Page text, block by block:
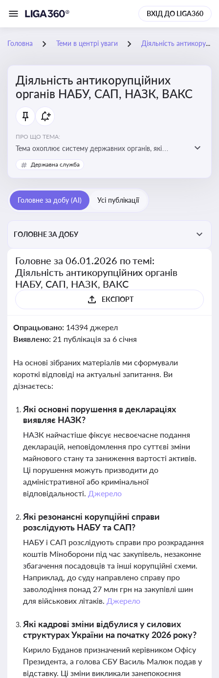
ВХІД ДО LIGA360
Головна Теми в центрі уваги Діяльність антикорупційних органів НАБУ, САП, НАЗК, ВАКС
Діяльність антикорупційних
органів НАБУ, САП, НАЗК, ВАКС
ПРО ЩО ТЕМА:
Тема охоплює систему державних органів, які
здійснюють запобігання, виявлення та розслідування
корупційних правопорушень, що є ключовим
у державному управлінні та бізнесі
Державна служба
Головне за добу (AI) Усі публікації
ГОЛОВНЕ ЗА ДОБУ
Головне за 06.01.2026 по темі:
Діяльність антикорупційних органів
НАБУ, САП, НАЗК, ВАКС
ЕКСПОРТ
Опрацьовано: 14394 джерел
Виявлено: 21 публікація за 6 січня
На основі зібраних матеріалів ми сформували
короткі відповіді на актуальні запитання. Ви
дізнаєтесь:
Які основні порушення в деклараціях
виявляє НАЗК?
НАЗК найчастіше фіксує несвоєчасне подання
декларацій, неповідомлення про суттєві зміни
майнового стану та заниження вартості активів.
Ці порушення можуть призводити до
адміністративної або кримінальної
відповідальності. Джерело
Які резонансні корупційні справи
розслідують НАБУ та САП?
НАБУ і САП розслідують справи про розкрадання
коштів Міноборони під час закупівель, незаконне
збагачення посадовців та інші корупційні схеми.
Наприклад, до суду направлено справу про
заволодіння понад 27 млн грн на закупівлі шин
для військових літаків. Джерело
Які кадрові зміни відбулися у силових
структурах України на початку 2026 року?
Кирило Буданов призначений керівником Офісу
Президента, а голова СБУ Василь Малюк подав у
відставку. Ці зміни викликали занепокоєння